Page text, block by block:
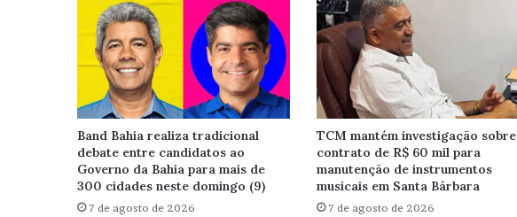
Band Bahia realiza tradicional
debate entre candidatos ao
Governo da Bahia para mais de
300 cidades neste domingo (9)
7 de agosto de 2026
TCM mantém investigação sobre
contrato de R$ 60 mil para
manutenção de instrumentos
musicais em Santa Bárbara
7 de agosto de 2026